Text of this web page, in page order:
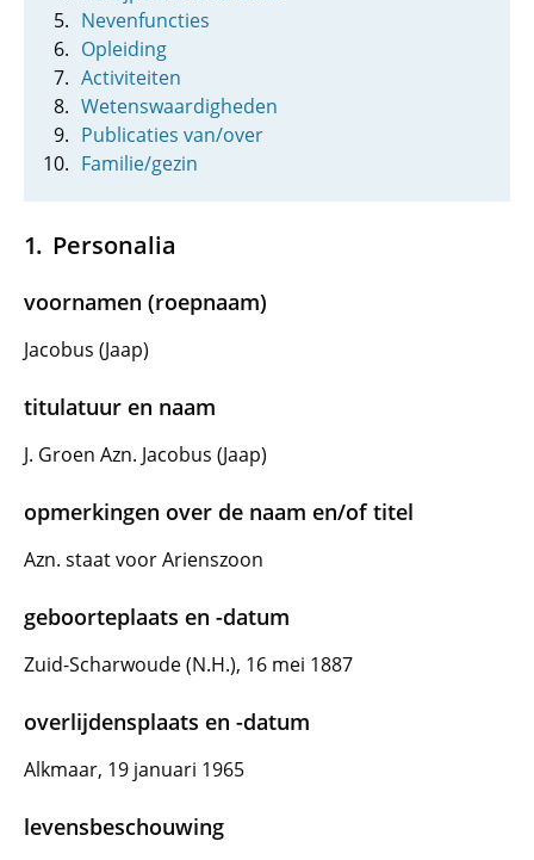
Nevenfuncties
Opleiding
Activiteiten
Wetenswaardigheden
Publicaties van/over
Familie/gezin
Personalia
voornamen (roepnaam)
Jacobus (Jaap)
titulatuur en naam
J. Groen Azn. Jacobus (Jaap)
opmerkingen over de naam en/of titel
Azn. staat voor Arienszoon
geboorteplaats en -datum
Zuid-Scharwoude (N.H.), 16 mei 1887
overlijdensplaats en -datum
Alkmaar, 19 januari 1965
levensbeschouwing